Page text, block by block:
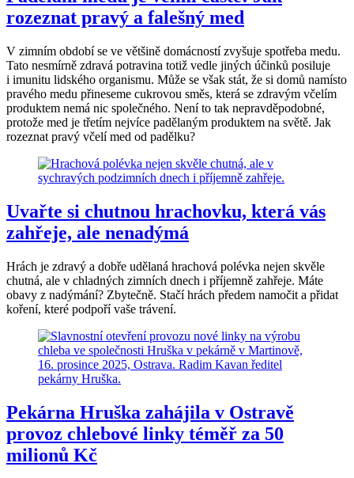
rozeznat pravý a falešný med
V zimním období se ve většině domácností zvyšuje spotřeba medu.
Tato nesmírně zdravá potravina totiž vedle jiných účinků posiluje
i imunitu lidského organismu. Může se však stát, že si domů namísto
pravého medu přineseme cukrovou směs, která se zdravým včelím
produktem nemá nic společného. Není to tak nepravděpodobné,
protože med je třetím nejvíce padělaným produktem na světě. Jak
rozeznat pravý včelí med od padělku?
Uvařte si chutnou hrachovku, která vás
zahřeje, ale nenadýmá
Hrách je zdravý a dobře udělaná hrachová polévka nejen skvěle
chutná, ale v chladných zimních dnech i příjemně zahřeje. Máte
obavy z nadýmání? Zbytečně. Stačí hrách předem namočit a přidat
koření, které podpoří vaše trávení.
Pekárna Hruška zahájila v Ostravě
provoz chlebové linky téměř za 50
milionů Kč